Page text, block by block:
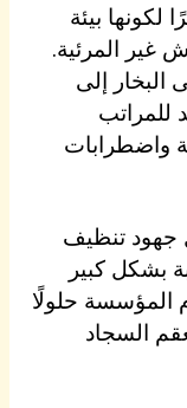
لكونها بيئة
غير المرئية.
البخار إلى
للمراتب
واضطرابات
جهود تنظيف
بشكل كبير
المؤسسة حلولًا
السجاد